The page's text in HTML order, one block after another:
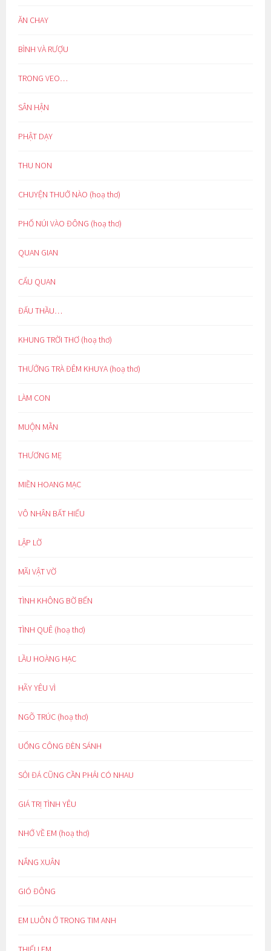
ĂN CHAY
BÌNH VÀ RƯỢU
TRONG VEO…
SÂN HẬN
PHẬT DẠY
THU NON
CHUYỆN THUỞ NÀO (hoạ thơ)
PHỐ NÚI VÀO ĐÔNG (hoạ thơ)
QUAN GIAN
CẨU QUAN
ĐẤU THẦU…
KHUNG TRỜI THƠ (hoạ thơ)
THƯỞNG TRÀ ĐÊM KHUYA (hoạ thơ)
LÀM CON
MUỘN MẰN
THƯƠNG MẸ
MIỀN HOANG MẠC
VÔ NHÂN BẤT HIẾU
LẬP LỜ
MÃI VẬT VỜ
TÌNH KHÔNG BỜ BẾN
TÌNH QUÊ (hoạ thơ)
LẦU HOÀNG HẠC
HÃY YÊU VÌ
NGÕ TRÚC (hoạ thơ)
UỔNG CÔNG ĐÈN SÁNH
SỎI ĐÁ CŨNG CẦN PHẢI CÓ NHAU
GIÁ TRỊ TÌNH YÊU
NHỚ VỀ EM (hoạ thơ)
NẮNG XUÂN
GIÓ ĐÔNG
EM LUÔN Ở TRONG TIM ANH